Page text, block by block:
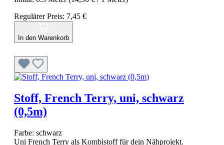
Regulärer Preis: 7,45 €
In den Warenkorb
Stoff, French Terry, uni, schwarz
(0,5m)
Farbe: schwarz
Uni French Terry als Kombistoff für dein Nähprojekt.